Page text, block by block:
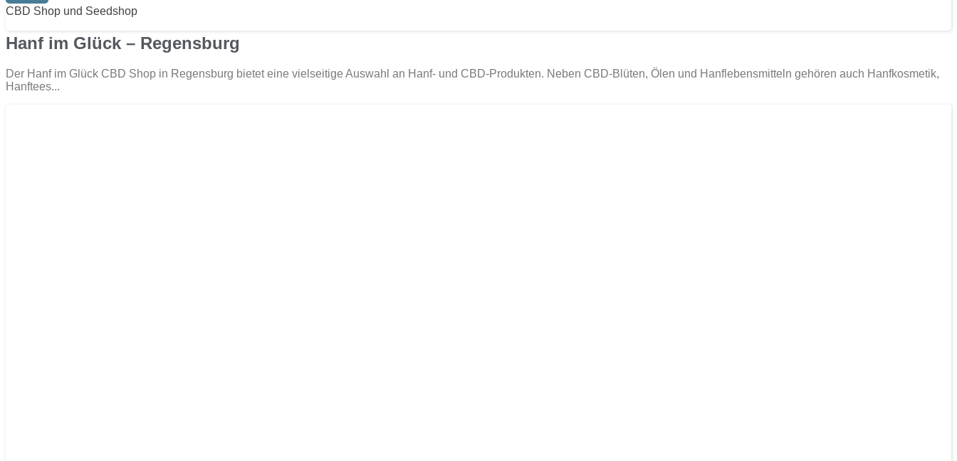
CBD Shop und Seedshop
Hanf im Glück – Regensburg
Der Hanf im Glück CBD Shop in Regensburg bietet eine vielseitige Auswahl an Hanf- und CBD-Produkten. Neben CBD-Blüten, Ölen und Hanflebensmitteln gehören auch Hanfkosmetik,
Hanftees...